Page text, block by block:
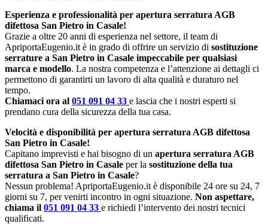
Esperienza e professionalità per apertura serratura AGB
difettosa San Pietro in Casale!
Grazie a oltre 20 anni di esperienza nel settore, il team di
ApriportaEugenio.it è in grado di offrire un servizio di sostituzione
serrature a San Pietro in Casale impeccabile per qualsiasi
marca e modello. La nostra competenza e l’attenzione ai dettagli ci
permettono di garantirti un lavoro di alta qualità e duraturo nel
tempo.
Chiamaci ora al 051 091 04 33 e lascia che i nostri esperti si
prendano cura della sicurezza della tua casa.
Velocità e disponibilità per apertura serratura AGB difettosa
San Pietro in Casale!
Capitano imprevisti e hai bisogno di un apertura serratura AGB
difettosa San Pietro in Casale per la sostituzione della tua
serratura a San Pietro in Casale?
Nessun problema! ApriportaEugenio.it è disponibile 24 ore su 24, 7
giorni su 7, per venirti incontro in ogni situazione. Non aspettare,
chiama il 051 091 04 33 e richiedi l’intervento dei nostri tecnici
qualificati.